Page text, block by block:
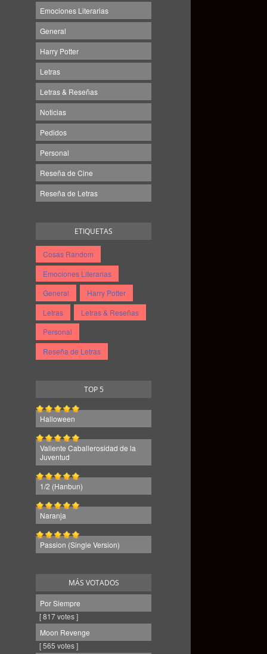
Emociones Literarias
General
Harry Potter
Letras
Letras & Reseñas
Noticias
Pedidos
Personal
Reseña de Cine
Reseña de Letras
ETIQUETAS
Cosas Random
Emociones Literarias
General
Harry Potter
Letras
Letras & Reseñas
Personal
Reseña de Letras
TOP 5
Halloween
Valiente Caballerosidad de la
Juventud
1/2 (Hanbun)
Naranja
Passion (Single Version)
MÁS VOTADOS
Por Siempre
[ 817 votes ]
Moon Revenge
[ 565 votes ]